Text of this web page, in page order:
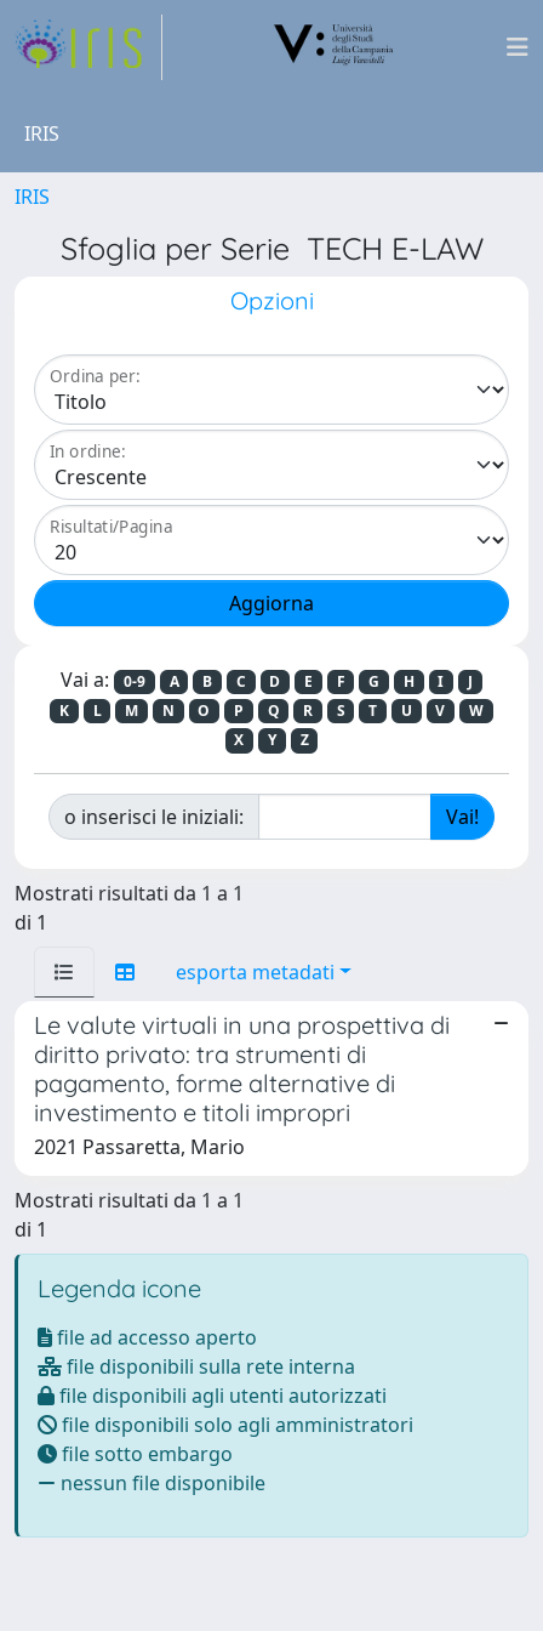
IRIS
IRIS
Sfoglia per Serie TECH E-LAW
Opzioni
Ordina per:
In ordine:
Risultati/Pagina
Vai a: 0-9 A B C D E F G H I
J
K
L M N O P Q R S T U V
W
X
Y Z
o inserisci le iniziali:
Mostrati risultati da 1 a 1
di 1
esporta metadati
Le valute virtuali in una prospettiva di
diritto privato: tra strumenti di
pagamento, forme alternative di
investimento e titoli impropri
2021 Passaretta, Mario
Mostrati risultati da 1 a 1
di 1
Legenda icone
file ad accesso aperto
file disponibili sulla rete interna
file disponibili agli utenti autorizzati
file disponibili solo agli amministratori
file sotto embargo
nessun file disponibile